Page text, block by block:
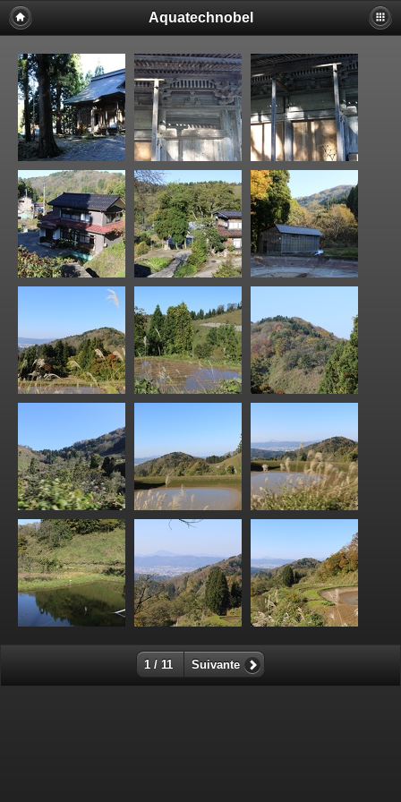
Aquatechnobel
1 / 11 Suivante